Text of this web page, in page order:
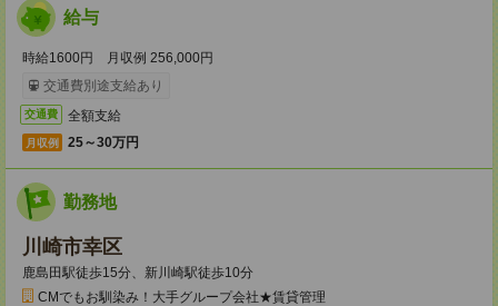
給与
時給1600円 月収例 256,000円
交通費別途支給あり
交通費 全額支給
月収例 25～30万円
勤務地
川崎市幸区
鹿島田駅徒歩15分、新川崎駅徒歩10分
CMでもお馴染み！大手グループ会社★賃貸管理